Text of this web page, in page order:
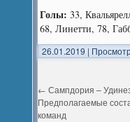
Голы: 33,
68, Линетти, 78,
26.01.2019 |
← Сампдория –
Предполагаемые
команд